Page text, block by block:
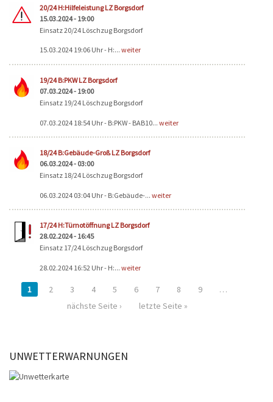
20/24 H:Hilfeleistung LZ Borgsdorf
15.03.2024 - 19:00
Einsatz 20/24 Löschzug Borgsdorf
15.03.2024 19:06 Uhr - H:... weiter
19/24 B:PKW LZ Borgsdorf
07.03.2024 - 19:00
Einsatz 19/24 Löschzug Borgsdorf
07.03.2024 18:54 Uhr - B:PKW - BAB10... weiter
18/24 B:Gebäude-Groß LZ Borgsdorf
06.03.2024 - 03:00
Einsatz 18/24 Löschzug Borgsdorf
06.03.2024 03:04 Uhr - B:Gebäude-... weiter
17/24 H:Türnotöffnung LZ Borgsdorf
28.02.2024 - 16:45
Einsatz 17/24 Löschzug Borgsdorf
28.02.2024 16:52 Uhr - H:... weiter
1 2 3 4 5 6 7 8 9
…
nächste Seite ›
letzte Seite »
UNWETTERWARNUNGEN